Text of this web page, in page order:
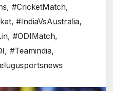
, #CricketMatch,
, #IndiaVsAustralia,
, #ODIMatch,
, #Teamindia,